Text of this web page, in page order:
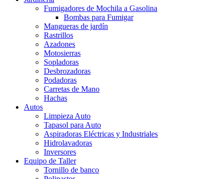
Fumigadores de Mochila a Gasolina
Bombas para Fumigar
Mangueras de jardín
Rastrillos
Azadones
Motosierras
Sopladoras
Desbrozadoras
Podadoras
Carretas de Mano
Hachas
Autos
Limpieza Auto
Tapasol para Auto
Aspiradoras Eléctricas y Industriales
Hidrolavadoras
Inversores
Equipo de Taller
Tornillo de banco